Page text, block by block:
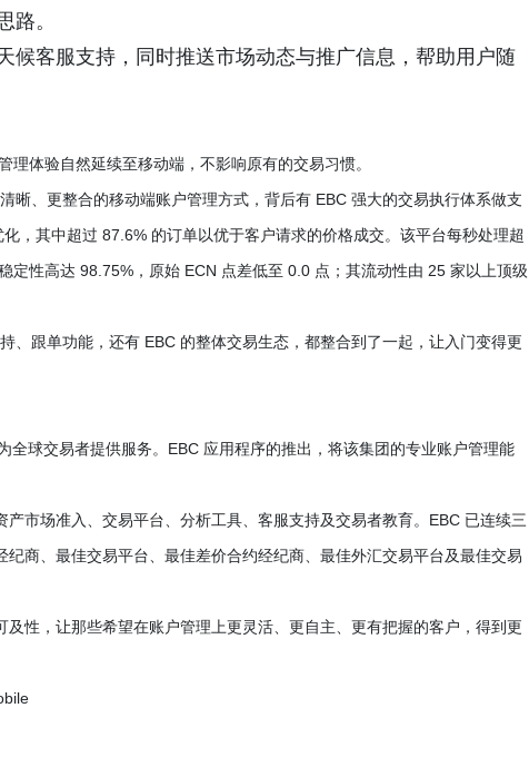
路。
候客服支持，同时推送市场动态与推广信息，帮助用户随
体验自然延续至移动端，不影响原有的交易习惯。
晰、更整合的移动端账户管理方式，背后有 EBC 强大的交易执行体系做支
，其中超过 87.6% 的订单以优于客户请求的价格成交。该平台每秒处理超
性高达 98.75%，原始 ECN 点差低至 0.0 点；其流动性由 25 家以上顶级
、跟单功能，还有 EBC 的整体交易生态，都整合到了一起，让入门变得更
球交易者提供服务。EBC 应用程序的推出，将该集团的专业账户管理能
市场准入、交易平台、分析工具、客服支持及交易者教育。EBC 已连续三
商、最佳交易平台、最佳差价合约经纪商、最佳外汇交易平台及最佳交易
性，让那些希望在账户管理上更灵活、更自主、更有把握的客户，得到更